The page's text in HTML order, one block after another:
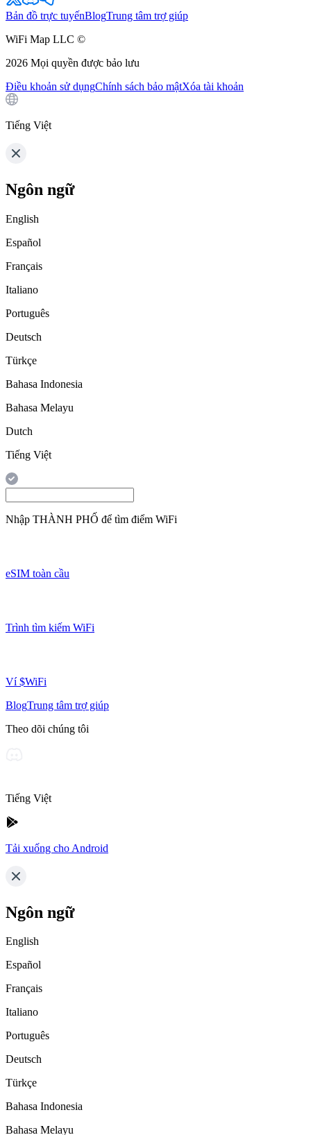
Bản đồ trực tuyếnBlogTrung tâm trợ giúp
WiFi Map LLC ©
2026 Mọi quyền được bảo lưu
Điều khoản sử dụngChính sách bảo mậtXóa tài khoản
Tiếng Việt
Ngôn ngữ
English
Español
Français
Italiano
Português
Deutsch
Türkçe
Bahasa Indonesia
Bahasa Melayu
Dutch
Tiếng Việt
Nhập THÀNH PHỐ để tìm điểm WiFi
eSIM toàn cầu
Trình tìm kiếm WiFi
Ví $WiFi
BlogTrung tâm trợ giúp
Theo dõi chúng tôi
Tiếng Việt
Tải xuống cho Android
Ngôn ngữ
English
Español
Français
Italiano
Português
Deutsch
Türkçe
Bahasa Indonesia
Bahasa Melayu